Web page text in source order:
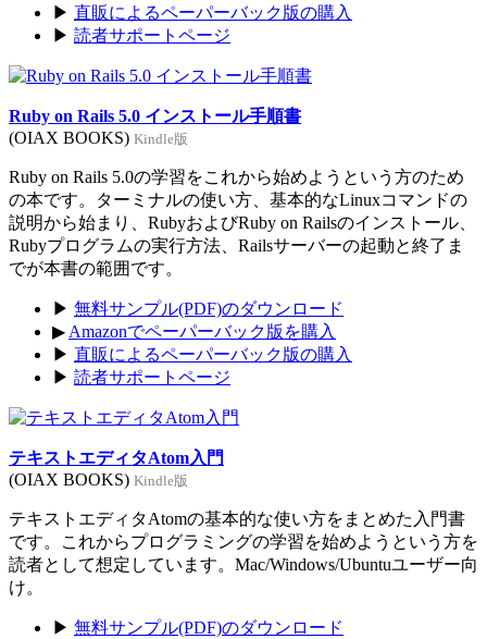
▶ 直販によるペーパーバック版の購入
▶ 読者サポートページ
Ruby on Rails 5.0 インストール手順書
(OIAX BOOKS) Kindle版
Ruby on Rails 5.0の学習をこれから始めようという方のため
の本です。ターミナルの使い方、基本的なLinuxコマンドの
説明から始まり、RubyおよびRuby on Railsのインストール、
Rubyプログラムの実行方法、Railsサーバーの起動と終了ま
でが本書の範囲です。
▶ 無料サンプル(PDF)のダウンロード
▶ Amazonでペーパーバック版を購入
▶ 直販によるペーパーバック版の購入
▶ 読者サポートページ
テキストエディタAtom入門
(OIAX BOOKS) Kindle版
テキストエディタAtomの基本的な使い方をまとめた入門書
です。これからプログラミングの学習を始めようという方を
読者として想定しています。Mac/Windows/Ubuntuユーザー向
け。
▶ 無料サンプル(PDF)のダウンロード